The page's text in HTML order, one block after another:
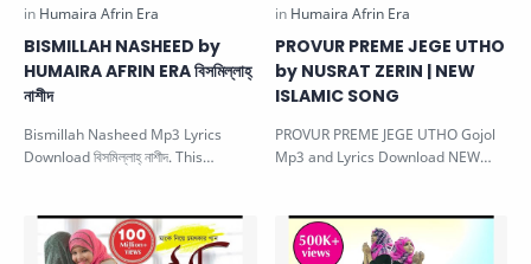
BISMILLAH NASHEED by
HUMAIRA AFRIN ERA বিসমিল্লাহ্‌
নাশীদ
Bismillah Nasheed Mp3 Lyrics
Download বিসমিল্লাহ্‌ নাশীদ. This
PROVUR PREME JEGE UTHO
by NUSRAT ZERIN | NEW
ISLAMIC SONG
PROVUR PREME JEGE UTHO Gojol
Mp3 and Lyrics Download NEW